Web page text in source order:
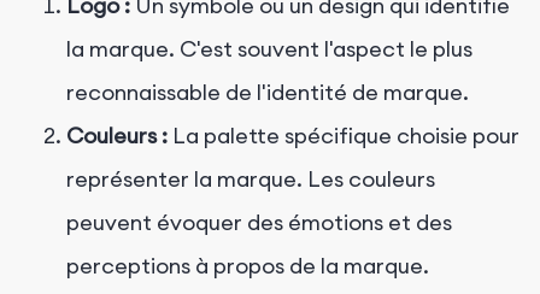
Logo : Un symbole ou un design qui identifie
la marque. C'est souvent l'aspect le plus
reconnaissable de l'identité de marque.
Couleurs : La palette spécifique choisie pour
représenter la marque. Les couleurs
peuvent évoquer des émotions et des
perceptions à propos de la marque.